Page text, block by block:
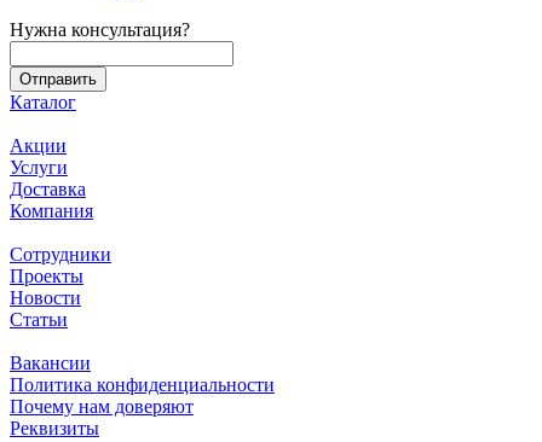
Нужна консультация?
Каталог
Акции
Услуги
Доставка
Компания
Сотрудники
Проекты
Новости
Статьи
Вакансии
Политика конфиденциальности
Почему нам доверяют
Реквизиты